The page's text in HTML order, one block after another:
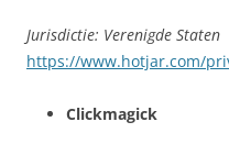
Jurisdictie: Verenigde Staten
https://www.hotjar.com/
Clickmagick